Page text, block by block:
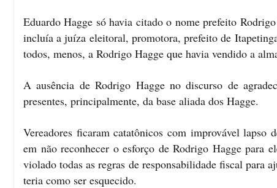
Eduardo Hagge só havia citado o nome prefeito
incluía a juíza eleitoral, promotora, prefeito de
todos, menos, a Rodrigo Hagge que havia vendido a
A ausência de Rodrigo Hagge no discurso de
presentes, principalmente, da base aliada dos Hagge.
Vereadores ficaram catatônicos com improvável
em não reconhecer o esforço de Rodrigo Hagge para
violado todas as regras de responsabilidade fiscal para
teria como ser esquecido.